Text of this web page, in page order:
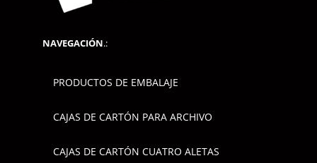
NAVEGACIÓN.:
PRODUCTOS DE EMBALAJE
CAJAS DE CARTÓN PARA ARCHIVO
CAJAS DE CARTÓN CUATRO ALETAS